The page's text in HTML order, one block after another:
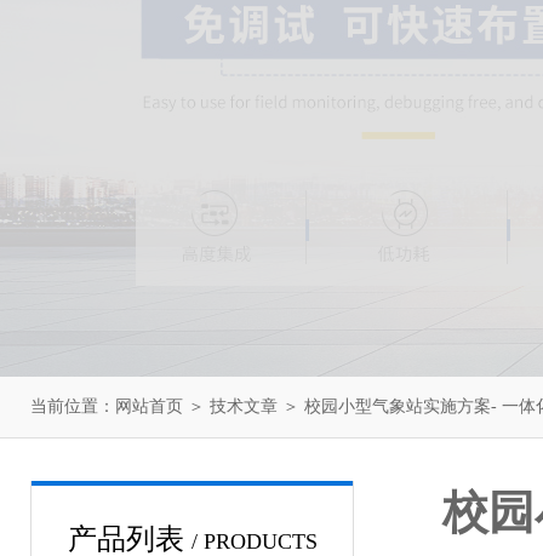
当前位置： 网站首页 ＞ 技术文章 ＞ 校园小型气象站实施方案- 一体
产品列表 / PRODUCTS
校